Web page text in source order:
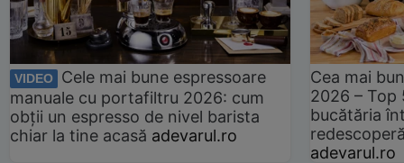
VIDEO
Cele mai bune espressoare
manuale cu portafiltru 2026: cum
obții un espresso de nivel barista
chiar la tine acasă adevarul.ro
Cea mai
2026 –
bucătăria
adevarul.ro